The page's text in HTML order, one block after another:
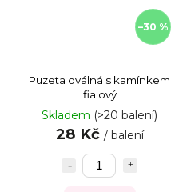
–30 %
Puzeta oválná s kamínkem
fialový
Skladem (>20 balení)
28 Kč / balení